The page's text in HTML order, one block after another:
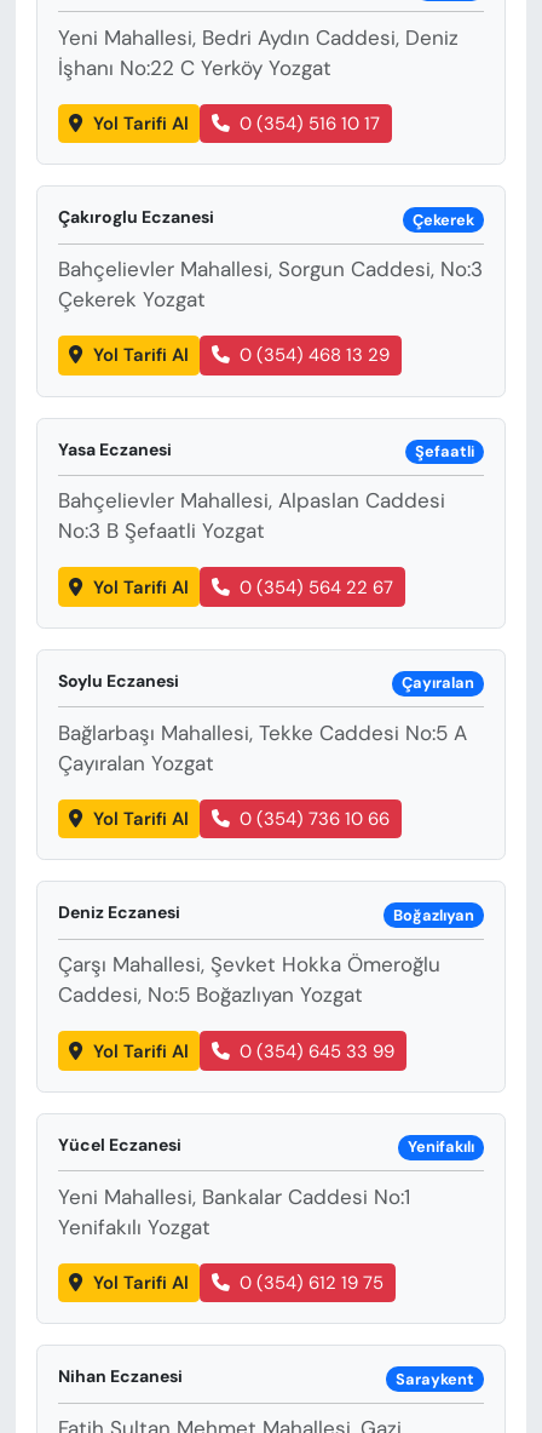
Yeni Mahallesi, Bedri Aydın Caddesi, Deniz
İşhanı No:22 C Yerköy Yozgat
Yol Tarifi Al 0 (354) 516 10 17
Çakıroglu Eczanesi Çekerek
Bahçelievler Mahallesi, Sorgun Caddesi, No:3
Çekerek Yozgat
Yol Tarifi Al 0 (354) 468 13 29
Yasa Eczanesi Şefaatli
Bahçelievler Mahallesi, Alpaslan Caddesi
No:3 B Şefaatli Yozgat
Yol Tarifi Al 0 (354) 564 22 67
Soylu Eczanesi Çayıralan
Bağlarbaşı Mahallesi, Tekke Caddesi No:5 A
Çayıralan Yozgat
Yol Tarifi Al 0 (354) 736 10 66
Deniz Eczanesi Boğazlıyan
Çarşı Mahallesi, Şevket Hokka Ömeroğlu
Caddesi, No:5 Boğazlıyan Yozgat
Yol Tarifi Al 0 (354) 645 33 99
Yücel Eczanesi Yenifakılı
Yeni Mahallesi, Bankalar Caddesi No:1
Yenifakılı Yozgat
Yol Tarifi Al 0 (354) 612 19 75
Nihan Eczanesi Saraykent